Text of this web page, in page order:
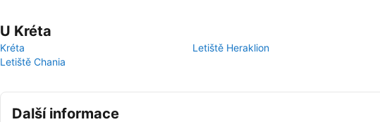
U Kréta
Kréta
Letiště Heraklion
Letiště Chania
Další informace